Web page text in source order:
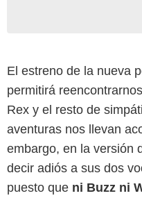
El estreno de la nueva
permitirá
Rex y el resto de
aventuras nos llevan
embargo, en la versión
decir adiós a sus dos
puesto que ni Buzz ni